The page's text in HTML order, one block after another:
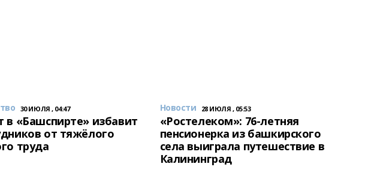
30 ИЮЛЯ , 04:47
в «Башспирте» избавит
от тяжёлого
труда
Новости 28 ИЮЛЯ , 05:53
«Ростелеком»: 76-летняя
пенсионерка из башкирского
села выиграла путешествие в
Калининград